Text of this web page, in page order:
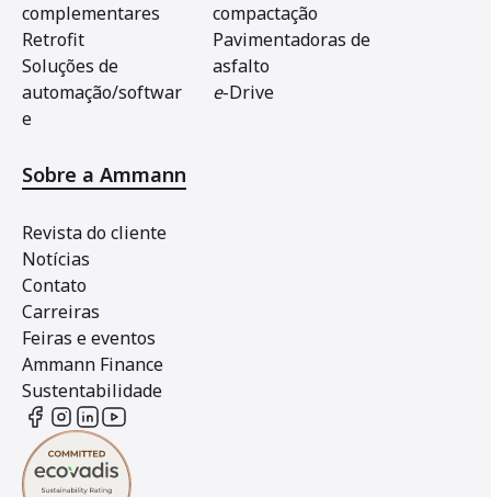
complementares
Retrofit
Soluções de
automação/softwar
e
compactação
Pavimentadoras de
asfalto
e-Drive
Sobre a Ammann
Revista do cliente
Notícias
Contato
Carreiras
Feiras e eventos
Ammann Finance
Sustentabilidade